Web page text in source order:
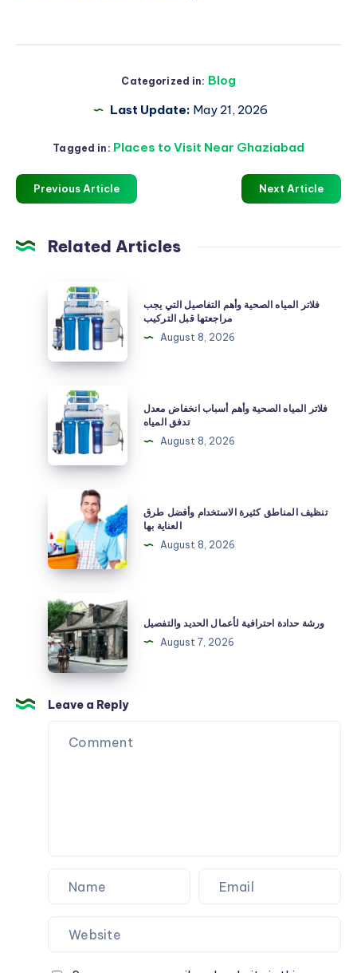
Categorized in: Blog
Last Update: May 21, 2026
Tagged in: Places to Visit Near Ghaziabad
Previous Article Next Article
Related Articles
فلاتر
المياه
الصحية
وأهم
التفاصيل
يجب
مراجعتها
قبل
التركيب
فلاتر المياه الصحية وأهم التفاصيل التي يجب
مراجعتها قبل التركيب
August 8, 2026
فلاتر
المياه
الصحية
وأهم
أسباب
انخفاض
تدفق
المياه
فلاتر المياه الصحية وأهم أسباب انخفاض معدل
تدفق المياه
August 8, 2026
المناطق
كثيرة
الاستخدام
وأفضل
طرق
العناية
بها
تنظيف المناطق كثيرة الاستخدام وأفضل طرق
العناية بها
August 8, 2026
ورشة
حدادة
احترافية
لأعمال
الحديد
والتفصيل
ورشة حدادة احترافية لأعمال الحديد والتفصيل
August 7, 2026
Leave a Reply